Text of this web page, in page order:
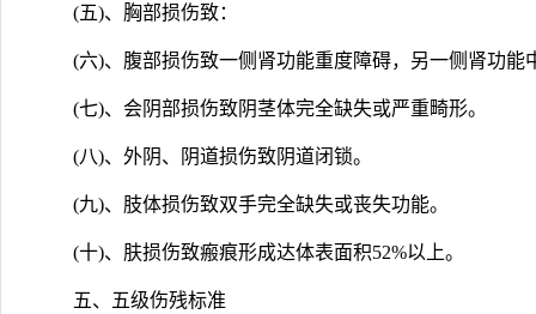
(五)、胸部损伤致：
(六)、腹部损伤致一侧肾功能重度障碍，另一侧肾功能
(七)、会阴部损伤致阴茎体完全缺失或严重畸形。
(八)、外阴、阴道损伤致阴道闭锁。
(九)、肢体损伤致双手完全缺失或丧失功能。
(十)、肤损伤致瘢痕形成达体表面积52%以上。
五、五级伤残标准